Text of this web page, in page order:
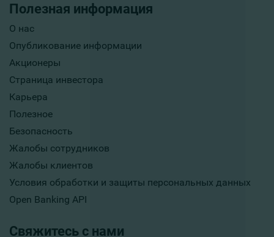
Полезная информация
О нас
Опубликование информации
Акционеры
Страница инвестора
Карьера
Полезное
Безопасность
Жалобы сотрудников
Жалобы клиентов
Условия обработки и защиты персональных данных
Open Banking API
Свяжитесь с нами